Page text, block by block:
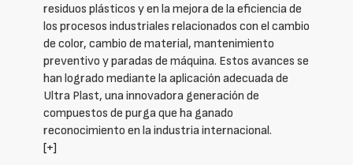
residuos plásticos y en la mejora de la eficiencia de
los procesos industriales relacionados con el cambio
de color, cambio de material, mantenimiento
preventivo y paradas de máquina. Estos avances se
han logrado mediante la aplicación adecuada de
Ultra Plast, una innovadora generación de
compuestos de purga que ha ganado
reconocimiento en la industria internacional.
[+]